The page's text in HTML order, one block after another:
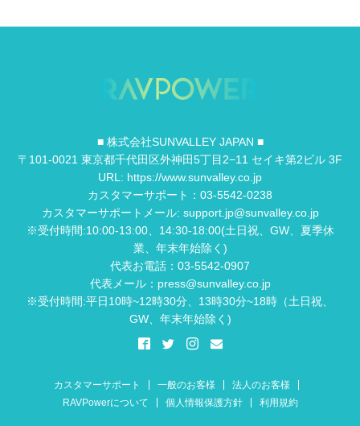
■ 株式会社SUNVALLEY JAPAN ■
〒101-0021 東京都千代田区外神田5丁目2−11 セイキ第2ビル 3F
URL: https://www.sunvalley.co.jp
カスタマーサポート：03-5542-0238
カスタマーサポートメール: support.jp@sunvalley.co.jp
※受付時間:10:00-13:00、14:30-18:00(土日祝、GW、夏季休
業、年末年始除く)
代表お電話：03-5542-0907
代表メール：press@sunvalley.co.jp
※受付時間:平日10時~12時30分、13時30分~18時（土日祝、
GW、年末年始除く)
カスタマーサポート 一般のお客様
法人のお客様
RAVPowerについて
個人情報保護方針 利用規約